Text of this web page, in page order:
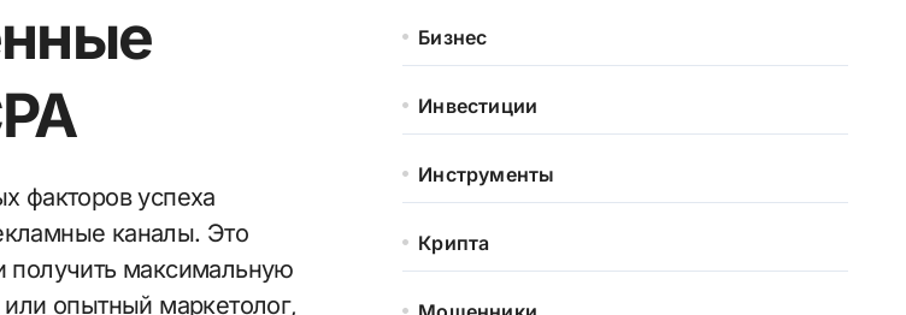
каналы. Это
получить максимальную
опытный маркетолог,
Бизнес
Инвестиции
Инструменты
Крипта